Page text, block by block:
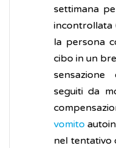
settimana
incontrollata
la persona
cibo in un
seguiti da
vomito
nel tentativo